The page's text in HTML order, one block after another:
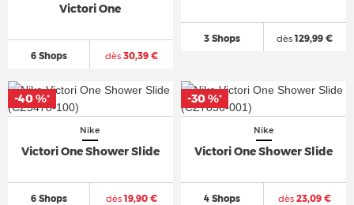
Victori One
6 Shops dès30,39 €
3 Shops dès129,99 €
Nike
Victori One Shower Slide
6 Shops dès19,90 €
-40 %*
Nike
Victori One Shower Slide
4 Shops dès 23,09 €
-30 %*